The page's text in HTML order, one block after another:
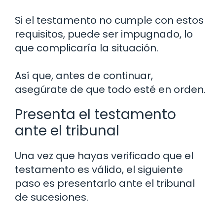
Si el testamento no cumple con estos
requisitos, puede ser impugnado, lo
que complicaría la situación.
Así que, antes de continuar,
asegúrate de que todo esté en orden.
Presenta el testamento
ante el tribunal
Una vez que hayas verificado que el
testamento es válido, el siguiente
paso es presentarlo ante el tribunal
de sucesiones.